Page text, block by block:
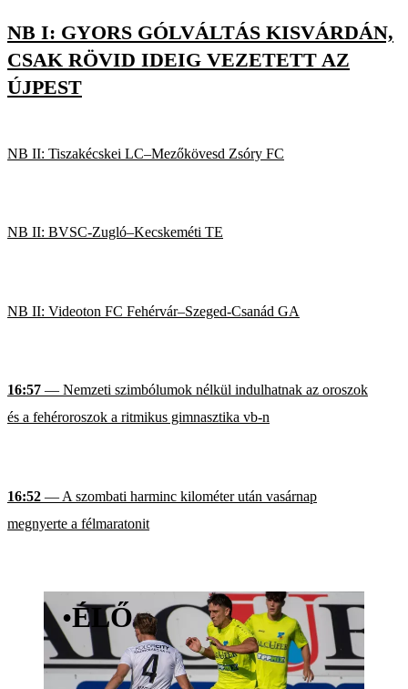
NB I: GYORS GÓLVÁLTÁS KISVÁRDÁN,
CSAK RÖVID IDEIG VEZETETT AZ
ÚJPEST
NB II: Tiszakécskei LC–Mezőkövesd Zsóry FC
NB II: BVSC-Zugló–Kecskeméti TE
NB II: Videoton FC Fehérvár–Szeged-Csanád GA
16:57 — Nemzeti szimbólumok nélkül indulhatnak az oroszok
és a fehéroroszok a ritmikus gimnasztika vb-n
16:52 — A szombati harminc kilométer után vasárnap
megnyerte a félmaratonit
•ÉLŐ